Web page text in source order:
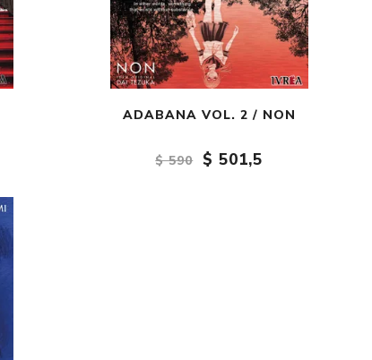
ADABANA VOL. 2 / NON
$ 590 $ 501,5